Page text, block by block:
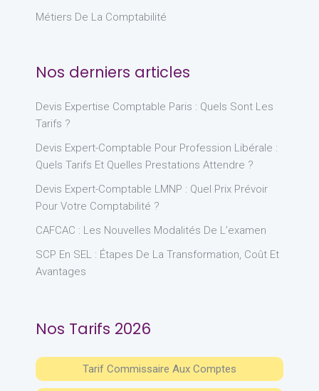
Métiers De La Comptabilité
Nos derniers articles
Devis Expertise Comptable Paris : Quels Sont Les
Tarifs ?
Devis Expert-Comptable Pour Profession Libérale :
Quels Tarifs Et Quelles Prestations Attendre ?
Devis Expert-Comptable LMNP : Quel Prix Prévoir
Pour Votre Comptabilité ?
CAFCAC : Les Nouvelles Modalités De L’examen
SCP En SEL : Étapes De La Transformation, Coût Et
Avantages
Nos Tarifs 2026
Tarif Commissaire Aux Comptes